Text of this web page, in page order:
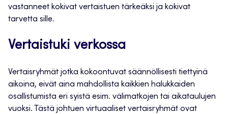
vastanneet kokivat vertaistuen tärkeäksi ja kokivat
tarvetta sille.
Vertaistuki verkossa
Vertaisryhmät jotka kokoontuvat säännöllisesti tiettyinä
aikoina, eivät aina mahdollista kaikkien halukkaiden
osallistumista eri syistä esim. välimatkojen tai aikataulujen
vuoksi. Tästä johtuen virtuaaliset vertaisryhmät ovat